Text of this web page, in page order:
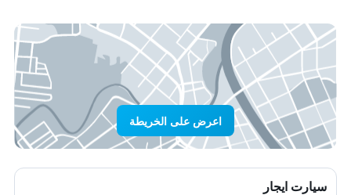
اعرض على الخريطة
سيارت ايجار